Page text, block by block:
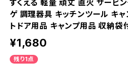
すくえる 軽量 頑丈 直火 サービ
ゲ 調理器具 キッチンツール キ
トドア用品 キャンプ用品 収納袋
¥1,680
残り1点